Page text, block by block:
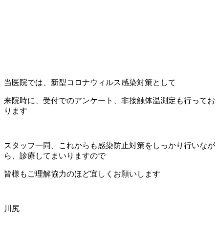
当医院では、新型コロナウィルス感染対策として
来院時に、受付でのアンケート、非接触体温測定も行ってお
ります
スタッフ一同、これからも感染防止対策をしっかり行いなが
ら、診療してまいりますので
皆様もご理解協力のほど宜しくお願いします
川尻